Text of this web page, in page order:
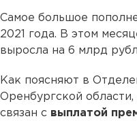
Самое большое
2021 года. В этом
выросла на 6 млрд
Как поясняют в
Оренбургской
связан с выплатой